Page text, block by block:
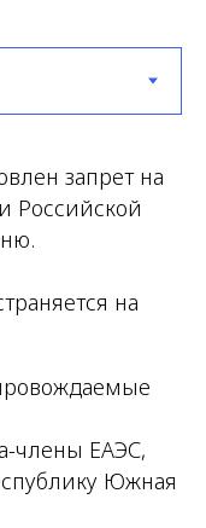
запрет на
Российской
на
члены ЕАЭС,
Южная